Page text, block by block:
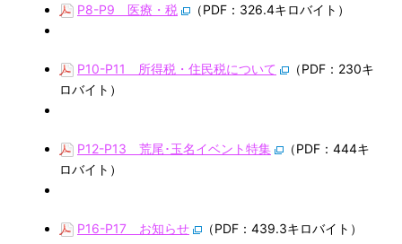
P8-P9 医療・税 （PDF：326.4キロバイト）
P10-P11 所得税・住民税について
（PDF：230キ
ロバイト）
P12-P13 荒尾･玉名イベント特集
（PDF：444キ
ロバイト）
P16-P17 お知らせ （PDF：439.3キロバイト）